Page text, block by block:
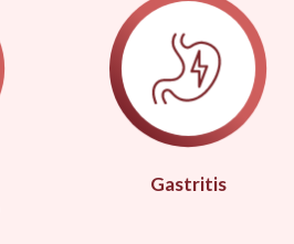
Gastritis